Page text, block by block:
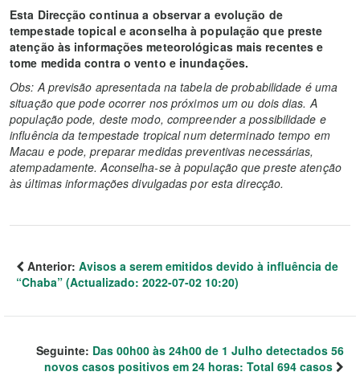
Esta Direcção continua a observar a evolução de
tempestade topical e aconselha à população que preste
atenção às informações meteorológicas mais recentes e
tome medida contra o vento e inundações.
Obs: A previsão apresentada na tabela de probabilidade é uma
situação que pode ocorrer nos próximos um ou dois dias. A
população pode, deste modo, compreender a possibilidade e
influência da tempestade tropical num determinado tempo em
Macau e pode, preparar medidas preventivas necessárias,
atempadamente. Aconselha-se à população que preste atenção
às últimas informações divulgadas por esta direcção.
Anterior: Avisos a serem emitidos devido à influência de
“Chaba” (Actualizado: 2022-07-02 10:20)
Seguinte: Das 00h00 às 24h00 de 1 Julho detectados 56
novos casos positivos em 24 horas: Total 694 casos